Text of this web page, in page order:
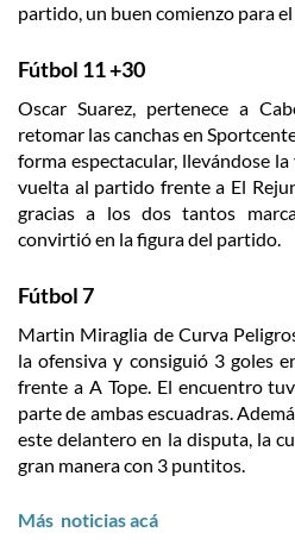
partido, un buen comienzo para
Fútbol 11 +30
Oscar Suarez, pertenece a
retomar las canchas en
forma espectacular, llevándose
vuelta al partido frente a El
gracias a los dos tantos
convirtió en la figura del partido.
Fútbol 7
Martin Miraglia de Curva
la ofensiva y consiguió 3 goles
frente a A Tope. El encuentro
parte de ambas escuadras.
este delantero en la disputa, la
gran manera con 3 puntitos.
Más noticias acá